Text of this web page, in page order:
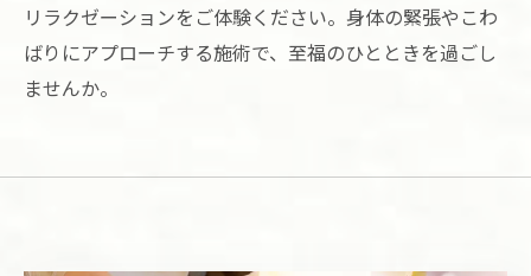
リラクゼーションをご体験ください。身体の緊張やこわ
ばりにアプローチする施術で、至福のひとときを過ごし
ませんか。